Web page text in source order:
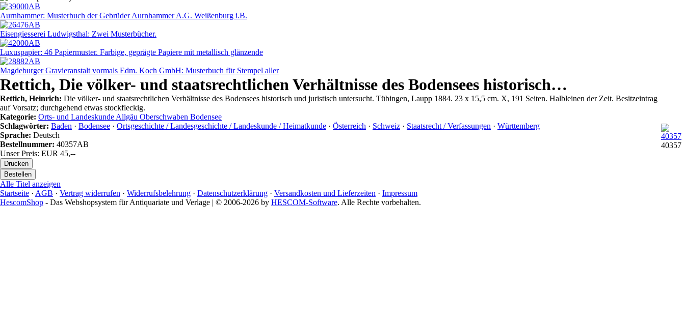
Aurnhammer: Musterbuch der Gebrüder Aurnhammer A.G. Weißenburg i.B.
Eisengiesserei Ludwigsthal: Zwei Musterbücher.
Luxuspapier: 46 Papiermuster. Farbige, geprägte Papiere mit metallisch glänzende
Magdeburger Gravieranstalt vormals Edm. Koch GmbH: Musterbuch für Stempel aller
Rettich, Die völker- und staatsrechtlichen Verhältnisse des Bodensees historisch…
Rettich, Heinrich: Die völker- und staatsrechtlichen Verhältnisse des Bodensees historisch und juristisch untersucht. Tübingen, Laupp 1884. 23 x 15,5 cm. X, 191 Seiten. Halbleinen der Zeit. Besitzeintrag
auf Vorsatz; durchgehend etwas stockfleckig.
Kategorie: Orts- und Landeskunde Allgäu Oberschwaben Bodensee
Schlagwörter: Baden · Bodensee · Ortsgeschichte / Landesgeschichte / Landeskunde / Heimatkunde · Österreich · Schweiz · Staatsrecht / Verfassungen · Württemberg
Sprache: Deutsch
Bestellnummer: 40357AB
Unser Preis: EUR 45,--
40357
Alle Titel anzeigen
Startseite · AGB · Vertrag widerrufen · Widerrufsbelehrung · Datenschutzerklärung · Versandkosten und Lieferzeiten · Impressum
HescomShop - Das Webshopsystem für Antiquariate und Verlage | © 2006-2026 by HESCOM-Software. Alle Rechte vorbehalten.